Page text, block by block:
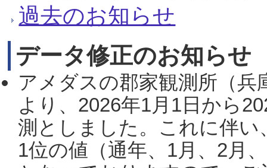
過去のお知らせ
データ修正のお知らせ
アメダスの郡家観測所（
より、2026年1月1日から
測としました。これに伴い
1位の値（通年、1月、2月